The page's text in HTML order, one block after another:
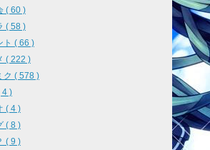
( 60 )
( 58 )
ト ( 66 )
( 222 )
ク ( 578 )
4 )
( 4 )
( 8 )
( 9 )